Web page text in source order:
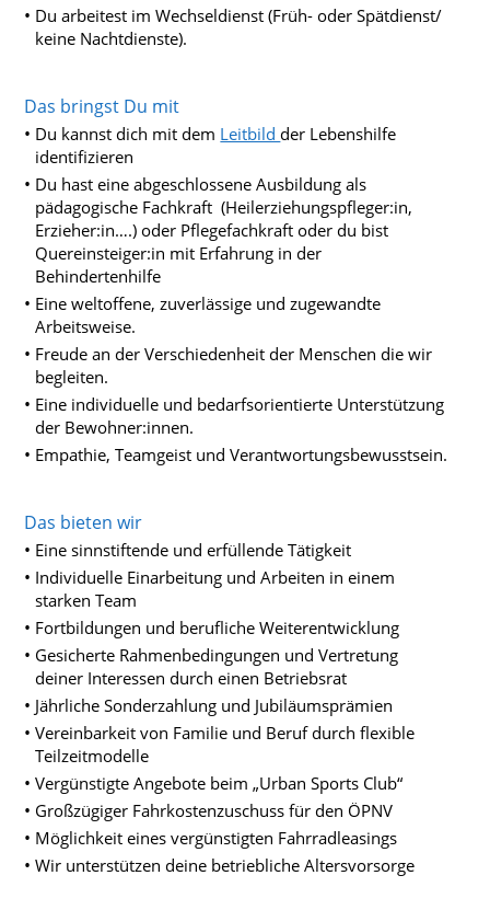
Du arbeitest im Wechseldienst (Früh- oder Spätdienst/
keine Nachtdienste).
Das bringst Du mit
Du kannst dich mit dem Leitbildder Lebenshilfe
identifizieren
Du hast eine abgeschlossene Ausbildung als
pädagogische Fachkraft (Heilerziehungspfleger:in,
Erzieher:in….) oder Pflegefachkraft oder du bist
Quereinsteiger:in mit Erfahrung in der
Behindertenhilfe
Eine weltoffene, zuverlässige und zugewandte
Arbeitsweise.
Freude an der Verschiedenheit der Menschen die wir
begleiten.
Eine individuelle und bedarfsorientierte Unterstützung
der Bewohner:innen.
Empathie, Teamgeist und Verantwortungsbewusstsein.
Das bieten wir
Eine sinnstiftende und erfüllende Tätigkeit
Individuelle Einarbeitung und Arbeiten in einem
starken Team
Fortbildungen und berufliche Weiterentwicklung
Gesicherte Rahmenbedingungen und Vertretung
deiner Interessen durch einen Betriebsrat
Jährliche Sonderzahlung und Jubiläumsprämien
Vereinbarkeit von Familie und Beruf durch flexible
Teilzeitmodelle
Vergünstigte Angebote beim „Urban Sports Club“
Großzügiger Fahrkostenzuschuss für den ÖPNV
Möglichkeit eines vergünstigten Fahrradleasings
Wir unterstützen deine betriebliche Altersvorsorge